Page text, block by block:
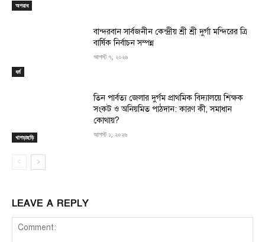
অপরাধ
ধর্ম
বান্দরবান সার্বজনীন কেন্দ্রীয় শ্রী শ্রী দুর্গা মন্দিরের ত্রি
বার্ষিক নির্বাচন সম্পন্ন
আগস্ট ৭, ২০২৬
খাগড়াছড়ি
তিন পার্বত্য জেলার দুর্গম প্রাথমিক বিদ্যালয়ে শিক্ষক
সংকট ও অনিয়মিত পাঠদান: কারণ কী, সমাধান
কোথায়?
আগস্ট ১, ২০২৬
LEAVE A REPLY